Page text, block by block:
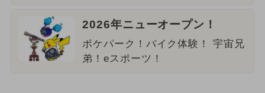
2026年ニューオープン！
ポケパーク！バイク体験！ 宇宙兄
弟！eスポーツ！